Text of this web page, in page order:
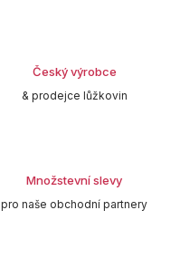
Český výrobce
& prodejce lůžkovin
Množstevní slevy
pro naše obchodní partnery